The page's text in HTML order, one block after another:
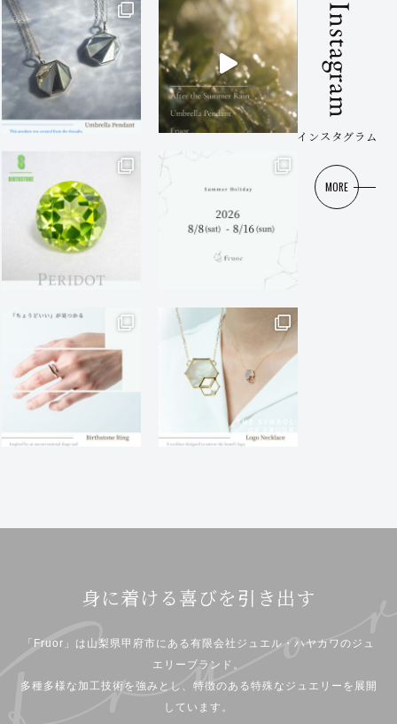
Instagram
インスタグラム
MORE
身に着ける喜びを引き出す
「Fruor」は山梨県甲府市にある有限会社ジュエル・ハヤカワのジュ
エリーブランド。
多種多様な加工技術を強みとし、特徴のある特殊なジュエリーを展開
しています。